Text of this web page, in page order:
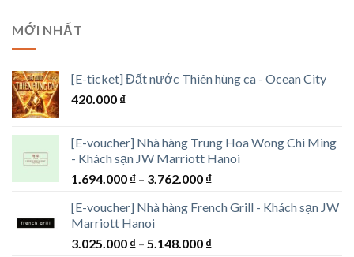
MỚI NHẤT
[E-ticket] Đất nước Thiên hùng ca - Ocean City
420.000 ₫
[E-voucher] Nhà hàng Trung Hoa Wong Chi Ming
- Khách sạn JW Marriott Hanoi
1.694.000 ₫ – 3.762.000 ₫Khoảng
từ
đến
[E-voucher] Nhà hàng French Grill - Khách sạn JW
Marriott Hanoi
3.025.000 ₫ – 5.148.000 ₫Khoảng